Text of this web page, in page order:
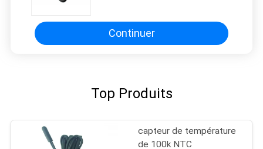
Continuer
Top Produits
capteur de température
de 100k NTC